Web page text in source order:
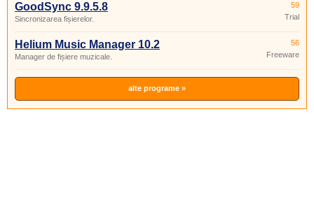
GoodSync 9.9.5.8
Sincronizarea fișierelor.
59
Trial
Helium Music Manager 10.2
Manager de fișiere muzicale.
56
Freeware
alte programe »